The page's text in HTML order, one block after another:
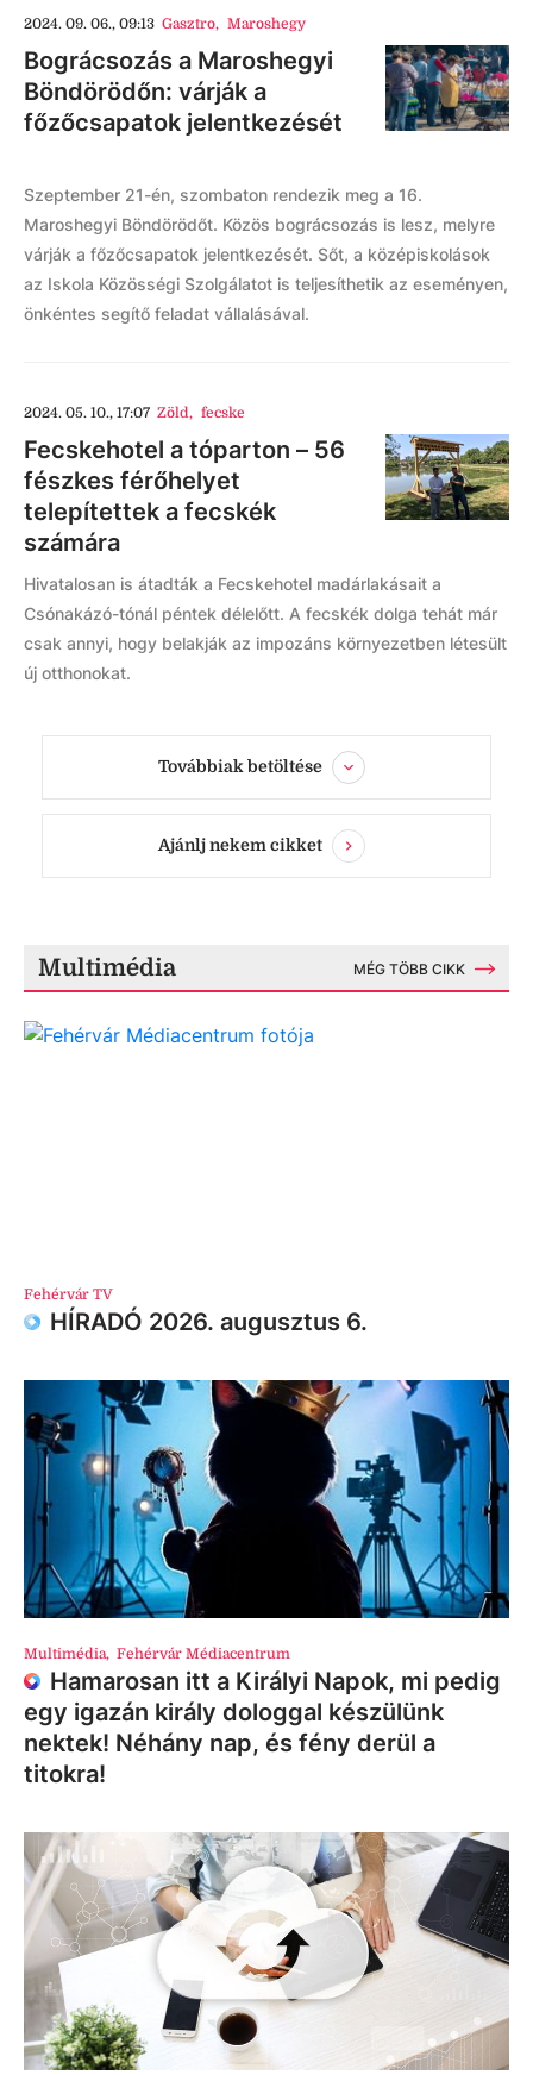
2024. 09. 06., 09:13 Gasztro, Maroshegy
Bográcsozás a Maroshegyi
Böndörödőn: várják a
főzőcsapatok jelentkezését
Szeptember 21-én, szombaton rendezik meg a 16.
Maroshegyi Böndörödőt. Közös bográcsozás is lesz, melyre
várják a főzőcsapatok jelentkezését. Sőt, a középiskolások
az Iskola Közösségi Szolgálatot is teljesíthetik az eseményen,
önkéntes segítő feladat vállalásával.
2024. 05. 10., 17:07 Zöld, fecske
Fecskehotel a tóparton – 56
fészkes férőhelyet
telepítettek a fecskék
számára
Hivatalosan is átadták a Fecskehotel madárlakásait a
Csónakázó-tónál péntek délelőtt. A fecskék dolga tehát már
csak annyi, hogy belakják az impozáns környezetben létesült
új otthonokat.
Továbbiak betöltése
Ajánlj nekem cikket
Multimédia MÉG TÖBB CIKK
Fehérvár TV
HÍRADÓ 2026. augusztus 6.
Multimédia, Fehérvár Médiacentrum
Hamarosan itt a Királyi Napok, mi pedig
egy igazán király dologgal készülünk
nektek! Néhány nap, és fény derül a
titokra!